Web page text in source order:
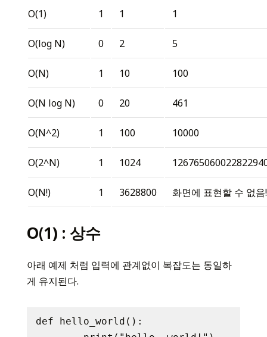
O(1) 1 1 1
O(log N) 0 2 5
O(N) 1 10 100
O(N log N) 0 20 461
O(N^2) 1 100 10000
O(2^N) 1 1024
O(N!) 1 3628800 화면에 표현할 수 없음!
O(1) : 상수
아래 예제 처럼 입력에 관계없이 복잡도는 동일하
게 유지된다.
def hello_world():